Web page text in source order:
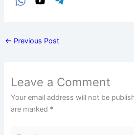
← Previous Post
Leave a Comment
Your email address will not be
are marked *